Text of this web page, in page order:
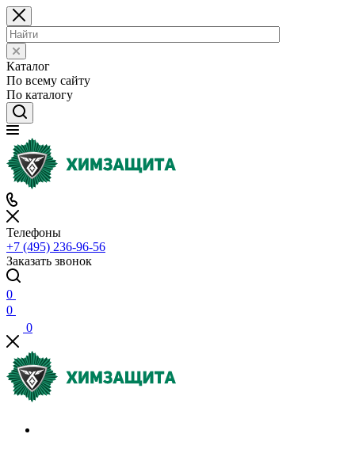
Каталог
По всему сайту
По каталогу
Телефоны
+7 (495) 236-96-56
Заказать звонок
0
0
0